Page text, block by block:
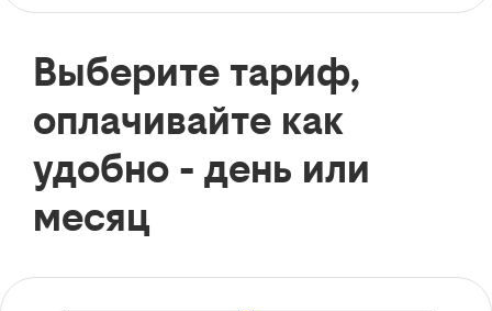
Выберите тариф,
оплачивайте как
удобно - день или
месяц